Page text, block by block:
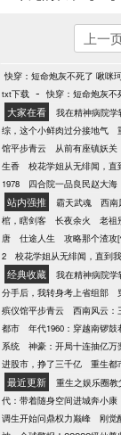
上一
快穿：短命炮灰不死了 啾咪
txt下载 - 快穿：短命炮灰不
大家在看 我在精神病院学
综，这个小鲜肉过分接地气
馆平步青云
从前有座镇妖关
生香
校花学姐从无绯闻，直
1978
四合院一品良民赵大海
站内强推 霸天武魂 西南
棺，瞎剑客
长夜余火 老祖
唐
仕途人生 攻略那个渣攻
2
校花学姐从无绯闻，直到
经典收藏 我在精神病院学
分手后，我转身考上省组部
殡仪馆平步青云
西南风云：
都市
年代1960：穿越南锣鼓
系统
神豪：开局十连抽亿万
进股市，挣了三千亿
重生都
最近更新 重生之娱乐圈教
代：带着随身空间进城奔小康
调生开始问鼎权力巅峰
刚觉